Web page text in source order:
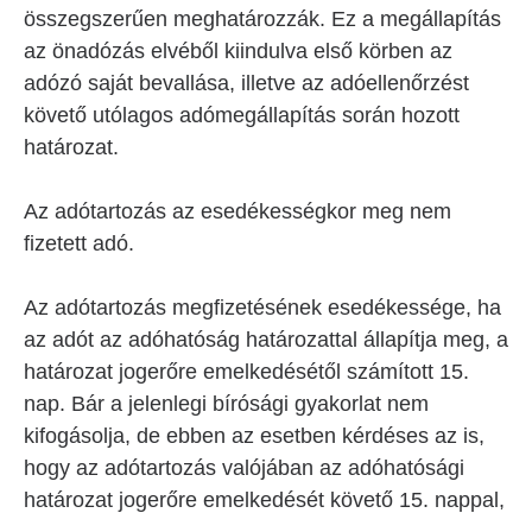
összegszerűen meghatározzák. Ez a megállapítás
az önadózás elvéből kiindulva első körben az
adózó saját bevallása, illetve az adóellenőrzést
követő utólagos adómegállapítás során hozott
határozat.
Az adótartozás az esedékességkor meg nem
fizetett adó.
Az adótartozás megfizetésének esedékessége, ha
az adót az adóhatóság határozattal állapítja meg, a
határozat jogerőre emelkedésétől számított 15.
nap. Bár a jelenlegi bírósági gyakorlat nem
kifogásolja, de ebben az esetben kérdéses az is,
hogy az adótartozás valójában az adóhatósági
határozat jogerőre emelkedését követő 15. nappal,